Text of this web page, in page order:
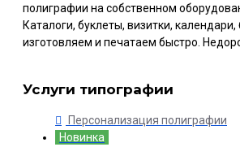
полиграфии на собственном
Каталоги, буклеты, визитки,
изготовляем и печатаем быстро.
Услуги типографии
Персонализация полиграфии
Новинка